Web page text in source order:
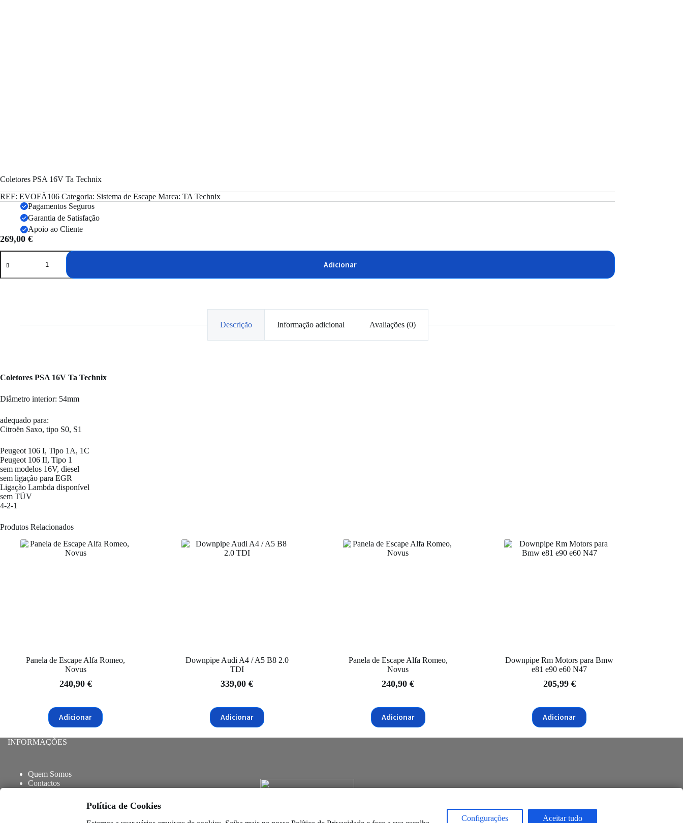
Coletores PSA 16V Ta Technix
REF: EVOFÄ106 Categoria: Sistema de Escape Marca: TA Technix
Pagamentos Seguros
Garantia de Satisfação
Apoio ao Cliente
269,00 €
Quantidade
de
PSA
Adicionar
Descrição Informação adicional Avaliações (0)
Coletores PSA 16V Ta Technix
Diâmetro interior: 54mm
adequado para:
Citroën Saxo, tipo S0, S1
Peugeot 106 I, Tipo 1A, 1C
Peugeot 106 II, Tipo 1
sem modelos 16V, diesel
sem ligação para EGR
Ligação Lambda disponível
sem TÜV
4-2-1
Produtos Relacionados
Panela de Escape Alfa Romeo,
Novus
240,90 €
Adicionar
Downpipe Audi A4 / A5 B8 2.0
TDI
339,00€
Adicionar
Panela de Escape Alfa Romeo,
Novus
240,90€
Adicionar
Downpipe Rm Motors para Bmw
e81 e90 e60 N47
205,99 €
Adicionar
INFORMAÇÕES
Quem Somos
Contactos
Trocas e Devoluções
Termos e Condições
Política de Cookies
Configurações Aceitar tudo